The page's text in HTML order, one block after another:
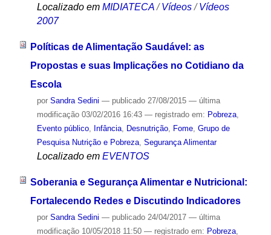
Localizado em MIDIATECA /Vídeos /Vídeos
2007
Políticas de Alimentação Saudável: as
Propostas e suas Implicações no Cotidiano da
Escola
por Sandra Sedini — publicado27/08/2015 — última
modificação03/02/2016 16:43 — registrado em: Pobreza,
Evento público, Infância, Desnutrição, Fome, Grupo de
Pesquisa Nutrição e Pobreza, Segurança Alimentar
Localizado em EVENTOS
Soberania e Segurança Alimentar e Nutricional:
Fortalecendo Redes e Discutindo Indicadores
por Sandra Sedini — publicado24/04/2017 — última
modificação10/05/2018 11:50 — registrado em: Pobreza,